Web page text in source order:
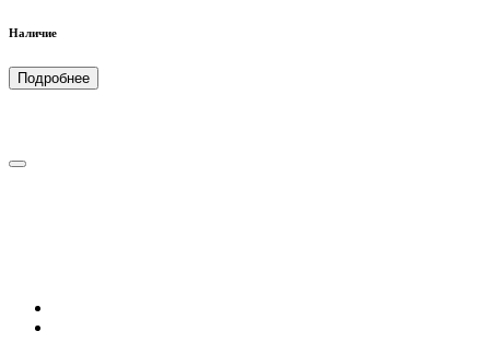
Наличие
Подробнее